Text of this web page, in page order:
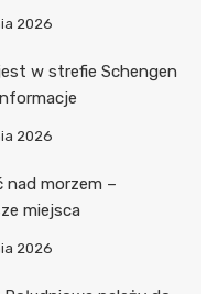
2026
w strefie Schengen
2026
nad morzem –
miejsca
2026